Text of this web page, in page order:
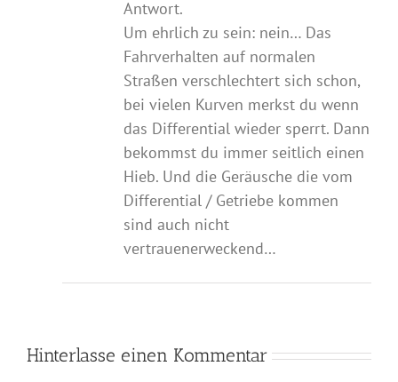
Antwort.
Um ehrlich zu sein: nein… Das
Fahrverhalten auf normalen
Straßen verschlechtert sich schon,
bei vielen Kurven merkst du wenn
das Differential wieder sperrt. Dann
bekommst du immer seitlich einen
Hieb. Und die Geräusche die vom
Differential / Getriebe kommen
sind auch nicht
vertrauenerweckend…
Hinterlasse einen Kommentar